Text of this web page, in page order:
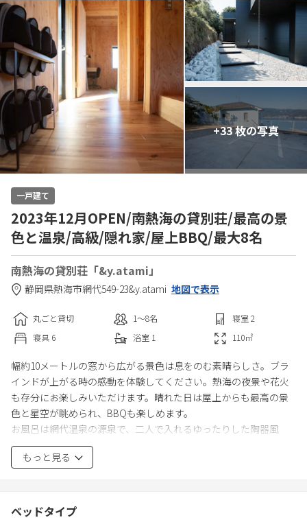
+33 枚の写真
一戸建て
2023年12月OPEN/南熱海の貸別荘/最高の景
色と温泉/高級/隠れ家/屋上BBQ/最大8名
南熱海の貸別荘「&y.atami」
静岡県熱海市網代549-23&y.atami 地図で表示
丸ごと貸切 1〜8名 寝室 2
寝具 6 浴室 1 110㎡
幅約10メートルの窓から広がる景色は息をのむ素晴らしさ。ブラ
インドが上がる時の感動を体験してください。熱海の夜景や花火
も存分にお楽しみいただけます。晴れた日は屋上からも最高の景
色と星空が眺められ、BBQも楽しめます。
お風呂は網代温泉の源泉で、二人で入れるゆったりした陶器風
呂。海を臨んで日頃の疲れを癒してください。高温のカルシウ
ム・ナトリウムー塩化物温泉は体の芯から温まりお肌もつるつる
1階は寛げる寝室。布団のご用意もあるのでお子様にも安心です。
もっと見る
ベッドタイプ